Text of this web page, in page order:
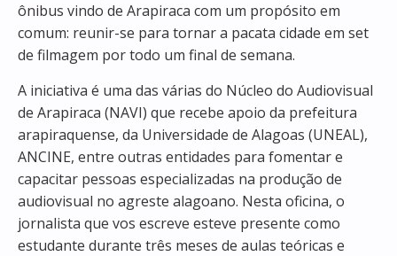
ônibus vindo de Arapiraca com um propósito em
comum: reunir-se para tornar a pacata cidade em set
de filmagem por todo um final de semana.
A iniciativa é uma das várias do Núcleo do Audiovisual
de Arapiraca (NAVI) que recebe apoio da prefeitura
arapiraquense, da Universidade de Alagoas (UNEAL),
ANCINE, entre outras entidades para fomentar e
capacitar pessoas especializadas na produção de
audiovisual no agreste alagoano. Nesta oficina, o
jornalista que vos escreve esteve presente como
estudante durante três meses de aulas teóricas e